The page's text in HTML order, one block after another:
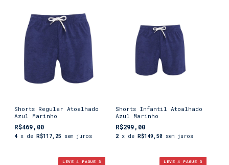
Shorts Regular Atoalhado
Azul Marinho
R$469,00
4 x de R$117,25 sem juros
Shorts Infantil Atoalhado
Azul Marinho
R$299,00
2 x de R$149,50 sem juros
LEVE 4 PAGUE 3 LEVE 4 PAGUE 3